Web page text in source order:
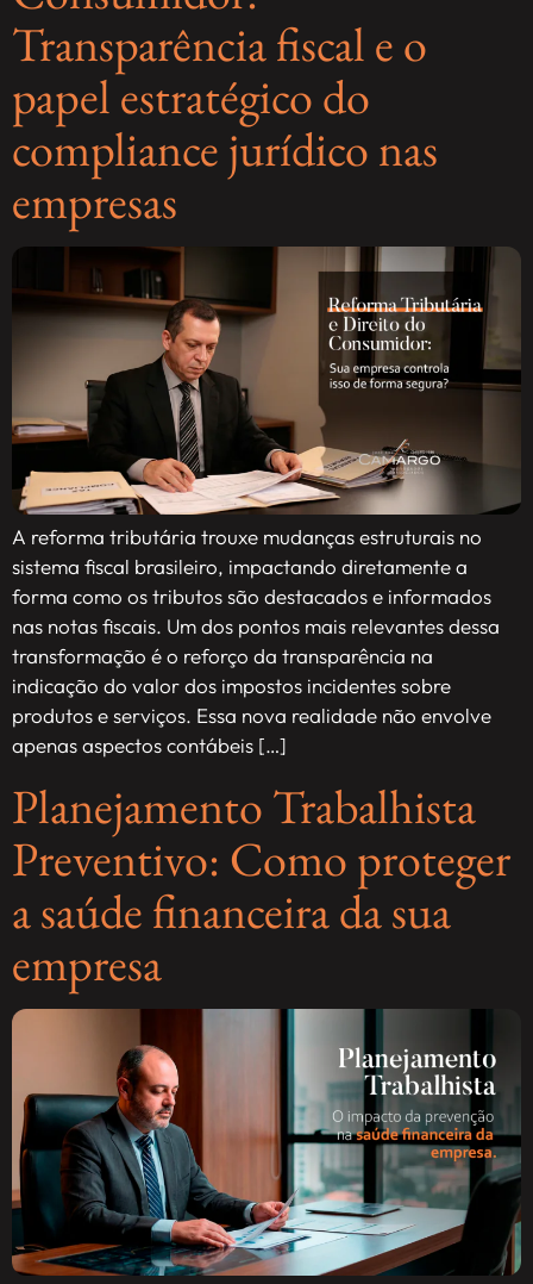
Transparência fiscal e o
papel estratégico do
compliance jurídico nas
empresas
A reforma tributária trouxe mudanças estruturais no
sistema fiscal brasileiro, impactando diretamente a
forma como os tributos são destacados e informados
nas notas fiscais. Um dos pontos mais relevantes dessa
transformação é o reforço da transparência na
indicação do valor dos impostos incidentes sobre
produtos e serviços. Essa nova realidade não envolve
apenas aspectos contábeis […]
Planejamento Trabalhista
Preventivo: Como proteger
a saúde financeira da sua
empresa